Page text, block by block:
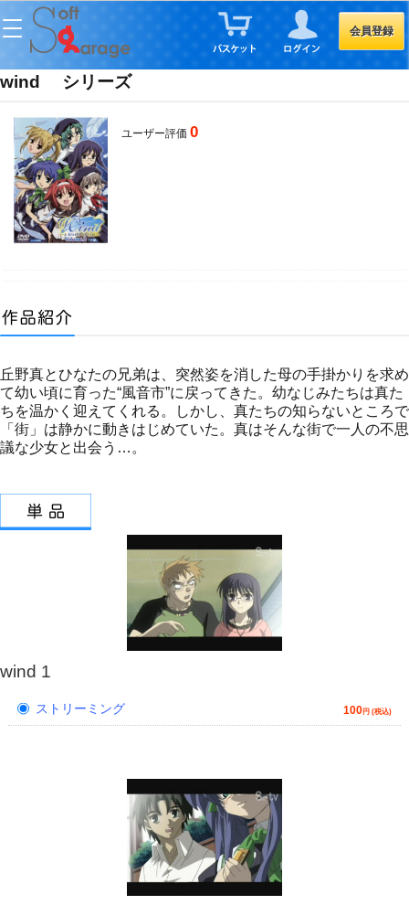
会員登録
wind シリーズ
ユーザー評価0
丘野真とひなたの兄弟は、突然姿を消した母の手掛かりを求め
て幼い頃に育った“風音市”に戻ってきた。幼なじみたちは真た
ちを温かく迎えてくれる。しかし、真たちの知らないところで
「街」は静かに動きはじめていた。真はそんな街で一人の不思
議な少女と出会う…。
wind 1
ストリーミング 100円 (税込)